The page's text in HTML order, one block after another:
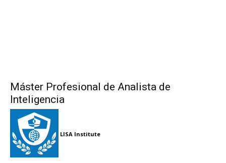
Máster Profesional de Analista de
Inteligencia
LISA Institute